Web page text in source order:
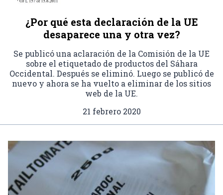
¿Por qué esta declaración de la UE
desaparece una y otra vez?
Se publicó una aclaración de la Comisión de la UE
sobre el etiquetado de productos del Sáhara
Occidental. Después se eliminó. Luego se publicó de
nuevo y ahora se ha vuelto a eliminar de los sitios
web de la UE.
21 febrero 2020